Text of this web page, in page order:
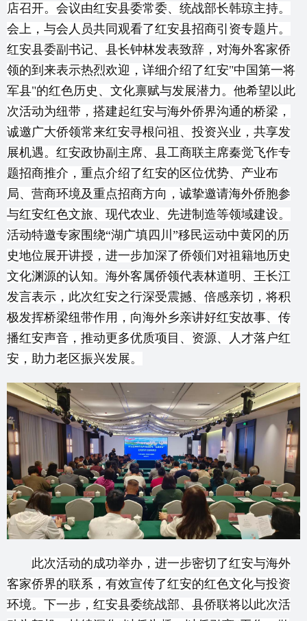
店召开。会议由红安县委常委、统战部长韩琼主持。
会上，与会人员共同观看了红安县招商引资专题片。
红安县委副书记、县长钟林发表致辞，对海外客家侨
领的到来表示热烈欢迎，详细介绍了红安"中国第一将
军县"的红色历史、文化禀赋与发展潜力。他希望以此
次活动为纽带，搭建起红安与海外侨界沟通的桥梁，
诚邀广大侨领常来红安寻根问祖、投资兴业，共享发
展机遇。红安政协副主席、县工商联主席秦觉飞作专
题招商推介，重点介绍了红安的区位优势、产业布
局、营商环境及重点招商方向，诚挚邀请海外侨胞参
与红安红色文旅、现代农业、先进制造等领域建设。
活动特邀专家围绕“湖广填四川”移民运动中黄冈的历
史地位展开讲授，进一步加深了侨领们对祖籍地历史
文化渊源的认知。海外客属侨领代表林道明、王长江
发言表示，此次红安之行深受震撼、倍感亲切，将积
极发挥桥梁纽带作用，向海外乡亲讲好红安故事、传
播红安声音，推动更多优质项目、资源、人才落户红
安，助力老区振兴发展。
此次活动的成功举办，进一步密切了红安与海外
客家侨界的联系，有效宣传了红安的红色文化与投资
环境。下一步，红安县委统战部、县侨联将以此次活